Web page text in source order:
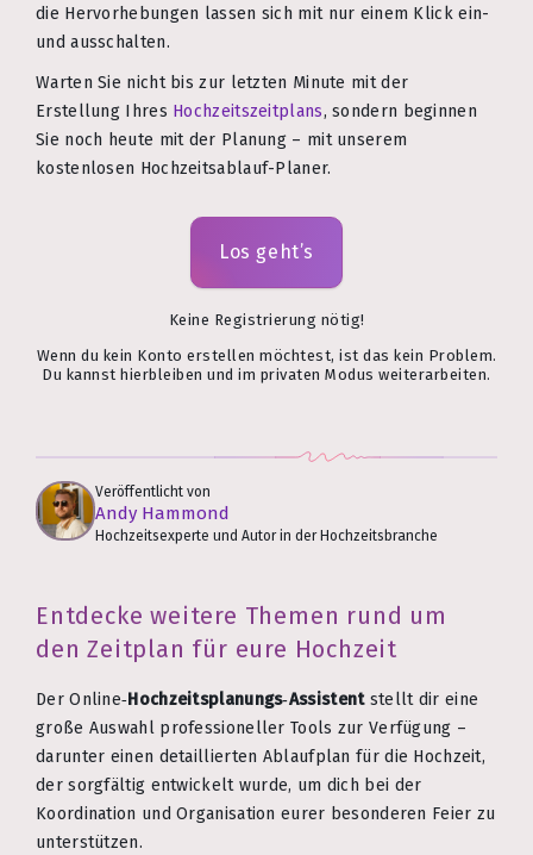
die Hervorhebungen lassen sich mit nur einem Klick ein-
und ausschalten.
Warten Sie nicht bis zur letzten Minute mit der
Erstellung Ihres Hochzeitszeitplans, sondern beginnen
Sie noch heute mit der Planung – mit unserem
kostenlosen Hochzeitsablauf-Planer.
Los geht’s
Keine Registrierung nötig!
Wenn du kein Konto erstellen möchtest, ist das kein Problem.
Du kannst hierbleiben und im privaten Modus weiterarbeiten.
Veröffentlicht von
Andy Hammond
Hochzeitsexperte und Autor in der Hochzeitsbranche
Entdecke weitere Themen rund um
den Zeitplan für eure Hochzeit
Der Online‑Hochzeitsplanungs‑Assistentstellt dir eine
große Auswahl professioneller Tools zur Verfügung –
darunter einen detaillierten Ablaufplan für die Hochzeit,
der sorgfältig entwickelt wurde, um dich bei der
Koordination und Organisation eurer besonderen Feier zu
unterstützen.